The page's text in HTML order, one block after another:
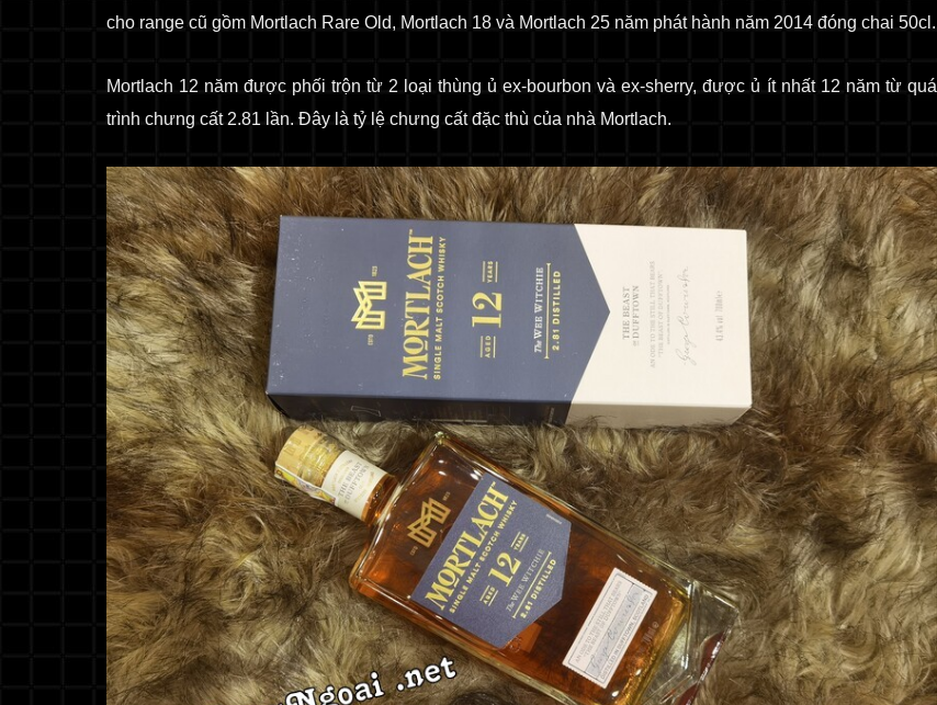
cho range cũ gồm Mortlach Rare Old, Mortlach 18 và Mortlach 25 năm phát hành năm 2014 đóng chai 50cl.
Mortlach 12 năm được phối trộn từ 2 loại thùng ủ ex-bourbon và ex-sherry, được ủ ít nhất 12 năm từ quá
trình chưng cất 2.81 lần. Đây là tỷ lệ chưng cất đặc thù của nhà Mortlach.